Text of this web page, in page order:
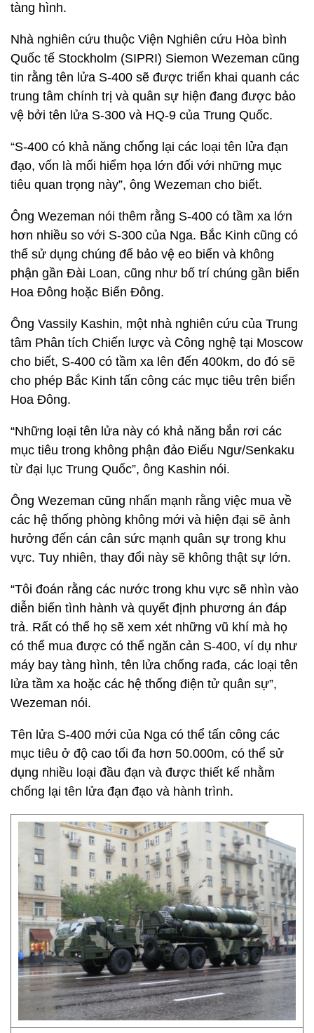
tàng hình.
Nhà nghiên cứu thuộc Viện Nghiên cứu Hòa bình
Quốc tế Stockholm (SIPRI) Siemon Wezeman cũng
tin rằng tên lửa S-400 sẽ được triển khai quanh các
trung tâm chính trị và quân sự hiện đang được bảo
vệ bởi tên lửa S-300 và HQ-9 của Trung Quốc.
“S-400 có khả năng chống lại các loại tên lửa đạn
đạo, vốn là mối hiểm họa lớn đối với những mục
tiêu quan trọng này”, ông Wezeman cho biết.
Ông Wezeman nói thêm rằng S-400 có tầm xa lớn
hơn nhiều so với S-300 của Nga. Bắc Kinh cũng có
thể sử dụng chúng để bảo vệ eo biển và không
phận gần Đài Loan, cũng như bố trí chúng gần biển
Hoa Đông hoặc Biển Đông.
Ông Vassily Kashin, một nhà nghiên cứu của Trung
tâm Phân tích Chiến lược và Công nghệ tại Moscow
cho biết, S-400 có tầm xa lên đến 400km, do đó sẽ
cho phép Bắc Kinh tấn công các mục tiêu trên biển
Hoa Đông.
“Những loại tên lửa này có khả năng bắn rơi các
mục tiêu trong không phận đảo Điếu Ngư/Senkaku
từ đại lục Trung Quốc”, ông Kashin nói.
Ông Wezeman cũng nhấn mạnh rằng việc mua về
các hệ thống phòng không mới và hiện đại sẽ ảnh
hưởng đến cán cân sức mạnh quân sự trong khu
vực. Tuy nhiên, thay đổi này sẽ không thật sự lớn.
“Tôi đoán rằng các nước trong khu vực sẽ nhìn vào
diễn biến tình hành và quyết định phương án đáp
trả. Rất có thể họ sẽ xem xét những vũ khí mà họ
có thể mua được có thể ngăn cản S-400, ví dụ như
máy bay tàng hình, tên lửa chống rađa, các loại tên
lửa tầm xa hoặc các hệ thống điện tử quân sự”,
Wezeman nói.
Tên lửa S-400 mới của Nga có thể tấn công các
mục tiêu ở độ cao tối đa hơn 50.000m, có thể sử
dụng nhiều loại đầu đạn và được thiết kế nhằm
chống lại tên lửa đạn đạo và hành trình.